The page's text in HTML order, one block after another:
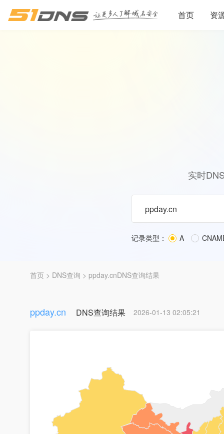
首页 资
实时
记录类型： A
首页 > DNS查询 > ppday.cnDNS查询结果
ppday.cn DNS查询结果 2026-01-13 02:05:21